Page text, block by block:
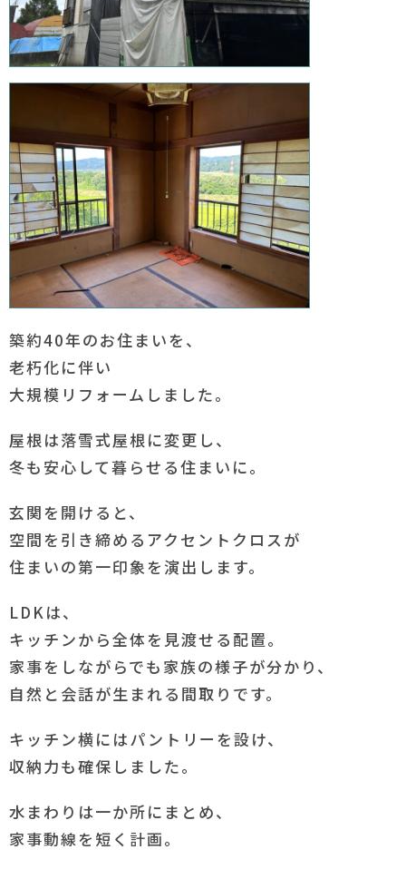
築約40年のお住まいを、
老朽化に伴い
大規模リフォームしました。
屋根は落雪式屋根に変更し、
冬も安心して暮らせる住まいに。
玄関を開けると、
空間を引き締めるアクセントクロスが
住まいの第一印象を演出します。
LDKは、
キッチンから全体を見渡せる配置。
家事をしながらでも家族の様子が分かり、
自然と会話が生まれる間取りです。
キッチン横にはパントリーを設け、
収納力も確保しました。
水まわりは一か所にまとめ、
家事動線を短く計画。